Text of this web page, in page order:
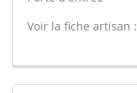
Voir la fiche artisan :